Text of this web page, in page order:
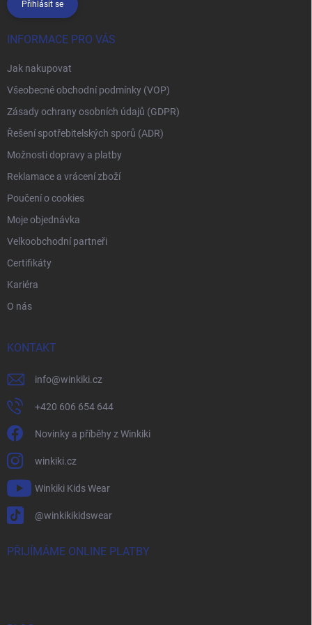
Přihlásit se
INFORMACE PRO VÁS
Jak nakupovat
Všeobecné obchodní podmínky (VOP)
Zásady ochrany osobních údajů (GDPR)
Řešení spotřebitelských sporů (ADR)
Možnosti dopravy a platby
Reklamace a vrácení zboží
Poučení o cookies
Moje objednávka
Velkoobchodní partneři
Certifikáty
Kariéra
O nás
KONTAKT
info@winkiki.cz
+420 606 654 644
Novinky a příběhy z Winkiki
winkiki.cz
Winkiki Kids Wear
@winkikikidswear
PŘIJÍMÁME ONLINE PLATBY